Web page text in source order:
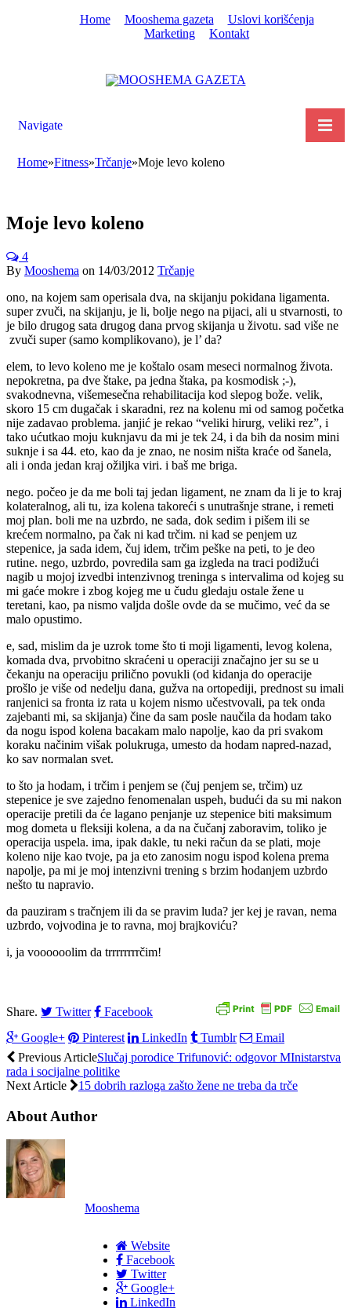
Home Mooshema gazeta
Uslovi korišćenja
Marketing
Kontakt
Navigate
Home»Fitness»Trčanje»Moje levo koleno
Moje levo koleno
4
By Mooshema on 14/03/2012 Trčanje
ono, na kojem sam operisala dva, na skijanju pokidana ligamenta.
super zvuči, na skijanju, je li, bolje nego na pijaci, ali u stvarnosti, to
je bilo drugog sata drugog dana prvog skijanja u životu. sad više ne
zvuči super (samo komplikovano), je l’ da?
elem, to levo koleno me je koštalo osam meseci normalnog života.
nepokretna, pa dve štake, pa jedna štaka, pa kosmodisk ;-),
svakodnevna, višemesečna rehabilitacija kod slepog bože. velik,
skoro 15 cm dugačak i skaradni, rez na kolenu mi od samog početka
nije zadavao problema. janjić je rekao “veliki hirurg, veliki rez”, i
tako ućutkao moju kuknjavu da mi je tek 24, i da bih da nosim mini
suknje i sa 44. eto, kao da je znao, ne nosim ništa kraće od šanela,
ali i onda jedan kraj ožiljka viri. i baš me briga.
nego. počeo je da me boli taj jedan ligament, ne znam da li je to kraj
kolateralnog, ali tu, iza kolena takoreći s unutrašnje strane, i remeti
moj plan. boli me na uzbrdo, ne sada, dok sedim i pišem ili se
krećem normalno, pa čak ni kad trčim. ni kad se penjem uz
stepenice, ja sada idem, čuj idem, trčim peške na peti, to je deo
rutine. nego, uzbrdo, povredila sam ga izgleda na traci podižući
nagib u mojoj izvedbi intenzivnog treninga s intervalima od kojeg su
mi gaće mokre i zbog kojeg me u čudu gledaju ostale žene u
teretani, kao, pa nismo valjda došle ovde da se mučimo, već da se
malo opustimo.
e, sad, mislim da je uzrok tome što ti moji ligamenti, levog kolena,
komada dva, prvobitno skraćeni u operaciji značajno jer su se u
čekanju na operaciju prilično povukli (od kidanja do operacije
prošlo je više od nedelju dana, gužva na ortopediji, prednost su imali
ranjenici sa fronta iz rata u kojem nismo učestvovali, pa tek onda
zajebanti mi, sa skijanja) čine da sam posle naučila da hodam tako
da nogu ispod kolena bacakam malo napolje, kao da pri svakom
koraku načinim višak polukruga, umesto da hodam napred-nazad,
ko sav normalan svet.
to što ja hodam, i trčim i penjem se (čuj penjem se, trčim) uz
stepenice je sve zajedno fenomenalan uspeh, budući da su mi nakon
operacije pretili da će lagano penjanje uz stepenice biti maksimum
mog dometa u fleksiji kolena, a da na čučanj zaboravim, toliko je
operacija uspela. ima, ipak dakle, tu neki račun da se plati, moje
koleno nije kao tvoje, pa ja eto zanosim nogu ispod kolena prema
napolje, pa mi je moj intenzivni trening s brzim hodanjem uzbrdo
nešto tu napravio.
da pauziram s tračnjem ili da se pravim luda? jer kej je ravan, nema
uzbrdo, vojvodina je to ravna, moj brajkoviću?
i, ja voooooolim da trrrrrrrrčim!
Share. Twitter Facebook
Google+ Pinterest LinkedIn Tumblr Email
Previous ArticleSlučaj porodice Trifunović: odgovor MInistarstva
rada i socijalne politike
Next Article
15 dobrih razloga zašto žene ne treba da trče
About Author
Mooshema
Website
Facebook
Twitter
Google+
LinkedIn